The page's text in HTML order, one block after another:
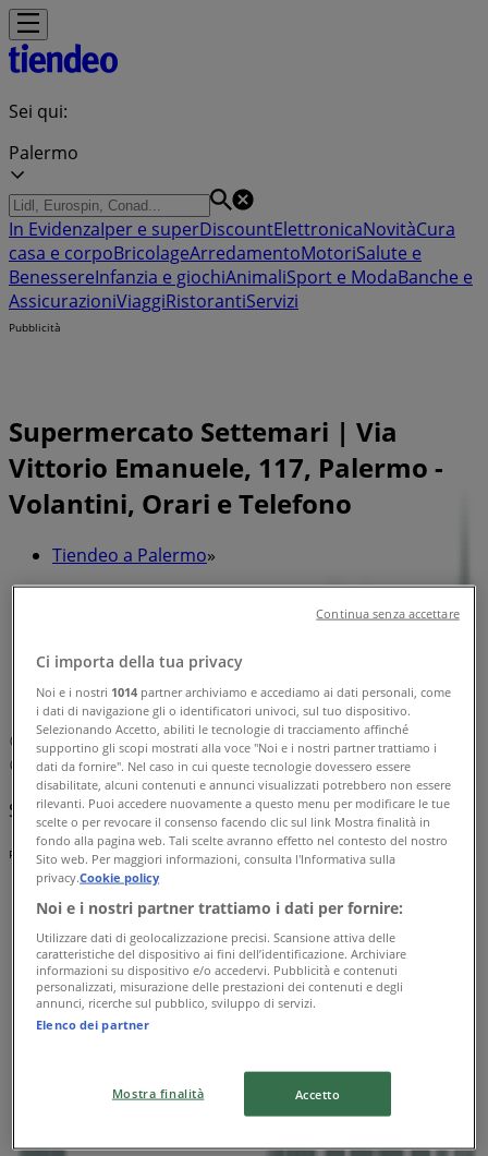
Sei qui:
Palermo
In EvidenzaIper e superDiscountElettronicaNovitàCura
casa e corpoBricolageArredamentoMotoriSalute e
BenessereInfanzia e giochiAnimaliSport e ModaBanche e
AssicurazioniViaggiRistorantiServizi
Pubblicità
Supermercato Settemari | Via
Vittorio Emanuele, 117, Palermo -
Volantini, Orari e Telefono
Tiendeo a Palermo»
Settemari a Palermo»
Settemari | Via Vittorio Emanuele, 117
Mappa
0916121476
Mappa
0916121476
Stiamo per pubblicare le offerte di Settemari
Pubblicità
Ci importa della tua privacy
Noi e i nostri 1014 partner archiviamo e accediamo ai dati personali, come
i dati di navigazione gli o identificatori univoci, sul tuo dispositivo.
Selezionando Accetto, abiliti le tecnologie di tracciamento affinché
supportino gli scopi mostrati alla voce "Noi e i nostri partner trattiamo i
dati da fornire". Nel caso in cui queste tecnologie dovessero essere
disabilitate, alcuni contenuti e annunci visualizzati potrebbero non essere
rilevanti. Puoi accedere nuovamente a questo menu per modificare le tue
scelte o per revocare il consenso facendo clic sul link Mostra finalità in
fondo alla pagina web. Tali scelte avranno effetto nel contesto del nostro
Sito web. Per maggiori informazioni, consulta l'Informativa sulla
privacy.Cookie policy
Noi e i nostri partner trattiamo i dati per fornire:
Utilizzare dati di geolocalizzazione precisi. Scansione attiva delle
caratteristiche del dispositivo ai fini dell’identificazione. Archiviare
informazioni su dispositivo e/o accedervi. Pubblicità e contenuti
personalizzati, misurazione delle prestazioni dei contenuti e degli
annunci, ricerche sul pubblico, sviluppo di servizi.
Elenco dei partner
Mostra finalità Accetto
Continua senza accettare